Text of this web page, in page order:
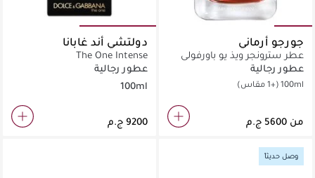
جورجو أرماني
عطر سترونجر ويذ يو باورفولي
عطور رجالية
100ml(+1 مقاس)
من
دولتشي أند غابانا
The One Intense
عطور رجالية
100ml
وصل حديثاً